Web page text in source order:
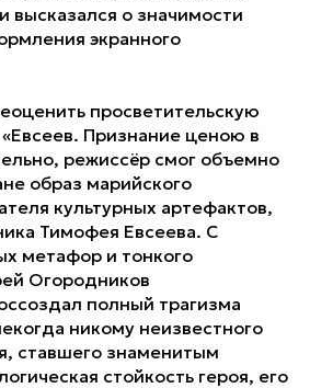
высказался о значимости
экранного
просветительскую
Признание ценою в
режиссёр смог объемно
образ марийского
культурных артефактов,
Тимофея Евсеева. С
метафор и тонкого
Огородников
полный трагизма
никому неизвестного
ставшего знаменитым
стойкость героя, его